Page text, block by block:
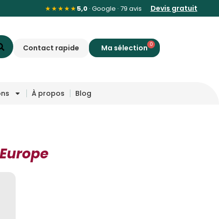
★★★★★5,0· Google · 79 avis Devis gratuit
Contact rapide 0
À propos Blog